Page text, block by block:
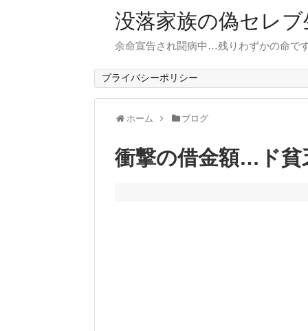
没落家族の偽セレ
余命宣告され闘病中…残りわずかの命で
プライバシーポリシー
ホーム ブログ
衝撃の借金額…ド貧